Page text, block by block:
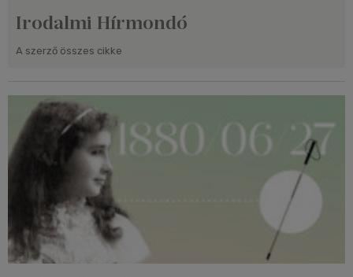
Irodalmi Hírmondó
A szerző összes cikke